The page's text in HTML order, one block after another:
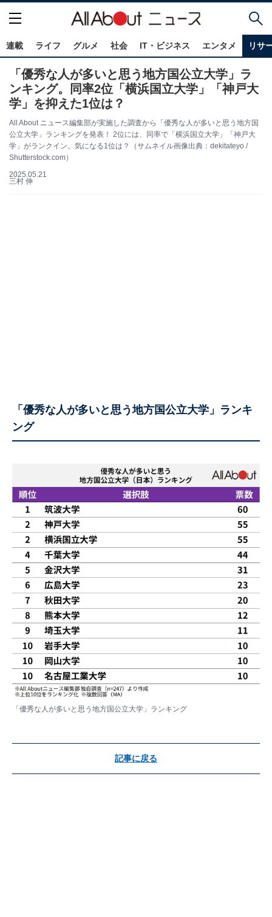
連載 ライフ グルメ 社会 IT・ビジネス エンタメ リサ
「優秀な人が多いと思う地方国公立大学」ラ
ンキング。同率2位「横浜国立大学」「神戸大
学」を抑えた1位は？
All About ニュース編集部が実施した調査から「優秀な人が多いと思う地方国
公立大学」ランキングを発表！ 2位には、同率で「横浜国立大学」「神戸大
学」がランクイン。気になる1位は？（サムネイル画像出典：dekitateyo /
Shutterstock.com）
2025.05.21
三村 伸
「優秀な人が多いと思う地方国公立大学」ランキ
ング
「優秀な人が多いと思う地方国公立大学」ランキング
記事に戻る